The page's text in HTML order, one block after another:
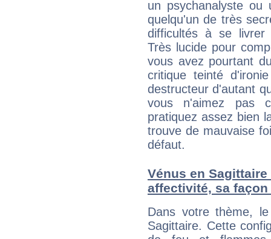
un psychanalyste ou
quelqu'un de très
difficultés à se livrer
Très lucide pour
vous avez pourtant
critique teinté
destructeur d'autant
vous n'aimez pas
pratiquez assez bien
trouve de mauvaise
défaut.
Vénus en
affectivité, sa
Dans votre thème,
Sagittaire. Cette